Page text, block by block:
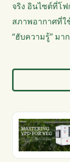
จริง อินไซต์ที่โ
สภาพอากาศที่ใ
“ฮับความรู้” ม